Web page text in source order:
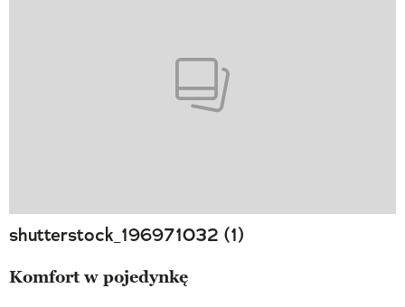
shutterstock_196971032 (1)
Komfort w pojedynkę